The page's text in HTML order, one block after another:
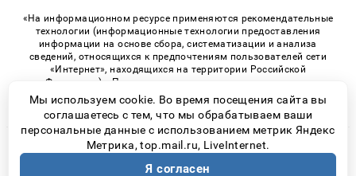
«На информационном ресурсе применяются рекомендательные
технологии (информационные технологии предоставления
информации на основе сбора, систематизации и анализа
сведений, относящихся к предпочтениям пользователей сети
«Интернет», находящихся на территории Российской
Федерации)». Правила применения рекомендательных
технологий в виджетах рекламно-обменной сети
«СМИ2» (PDF)
© 2026 «ProGorodSamara» | Все права защищены
Возрастная категория сайта 16+
Мы используем cookie. Во время посещения сайта вы
соглашаетесь с тем, что мы обрабатываем ваши
персональные данные с использованием метрик Яндекс
Метрика, top.mail.ru, LiveInternet.
Я согласен